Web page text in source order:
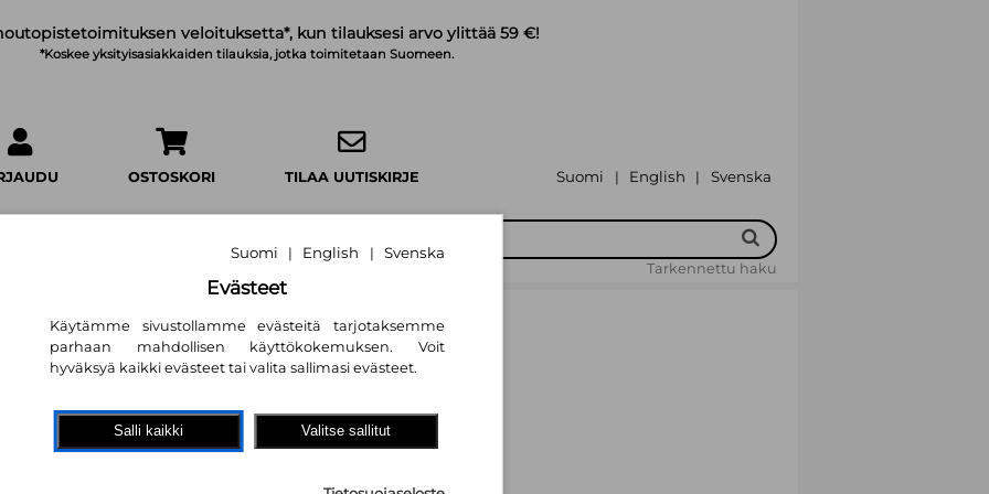
veloituksetta*, kun tilauksesi arvo ylittää 59 €!
*Koskee yksityisasiakkaiden tilauksia, jotka toimitetaan Suomeen.
OSTOSKORI TILAA UUTISKIRJE Suomi | English | Svenska
Tarkennettu haku
Kaatuminen
Hanna Ryti
16,60 €
Suomi | English | Svenska
Evästeet
Käytämme sivustollamme evästeitä tarjotaksemme
parhaan mahdollisen käyttökokemuksen. Voit
hyväksyä kaikki evästeet tai valita sallimasi evästeet.
Salli kaikki Valitse sallitut